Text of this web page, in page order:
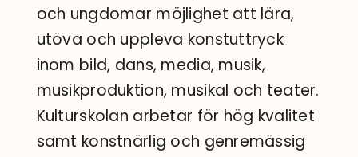
och ungdomar möjlighet att lära,
utöva och uppleva konstuttryck
inom bild, dans, media, musik,
musikproduktion, musikal och teater.
Kulturskolan arbetar för hög kvalitet
samt konstnärlig och genremässig